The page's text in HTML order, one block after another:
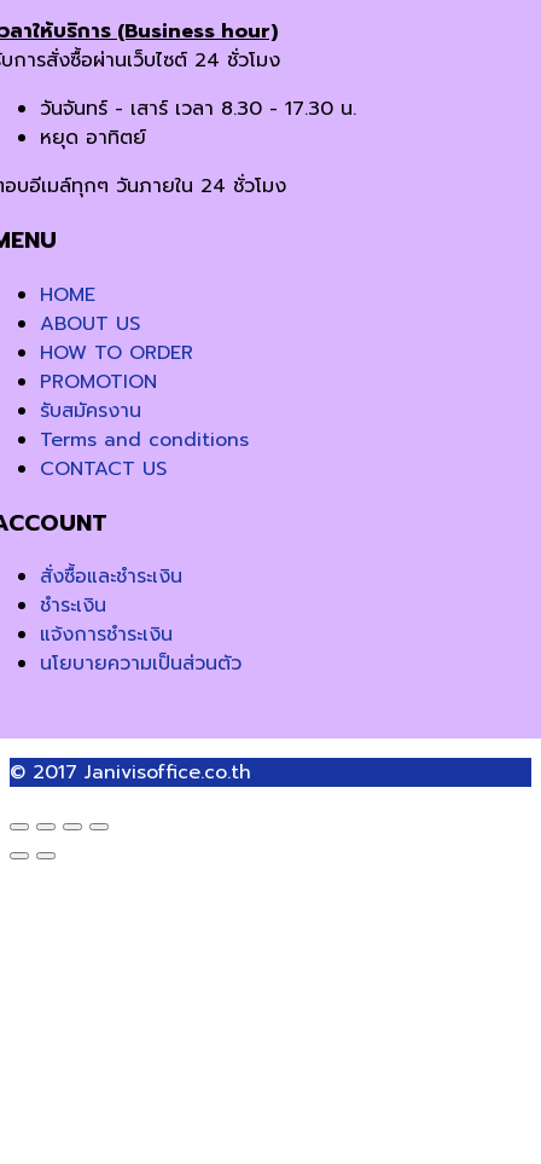
ลาให้บริการ (Business hour)
การสั่งซื้อผ่านเว็บไซต์ 24 ชั่วโมง
วันจันทร์ - เสาร์ เวลา 8.30 - 17.30 น.
หยุด อาทิตย์
บอีเมล์ทุกๆ วันภายใน 24 ชั่วโมง
HOME
ABOUT US
HOW TO ORDER
PROMOTION
รับสมัครงาน
Terms and conditions
CONTACT US
สั่งซื้อและชำระเงิน
ชำระเงิน
แจ้งการชำระเงิน
นโยบายความเป็นส่วนตัว
© 2017 Janivisoffice.co.th